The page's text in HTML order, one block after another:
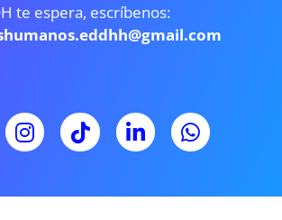
te espera, escríbenos: